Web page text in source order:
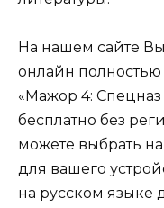
На нашем сайте
онлайн
«Мажор 4: Спецназ
бесплатно без
можете выбрать
для вашего
на русском языке